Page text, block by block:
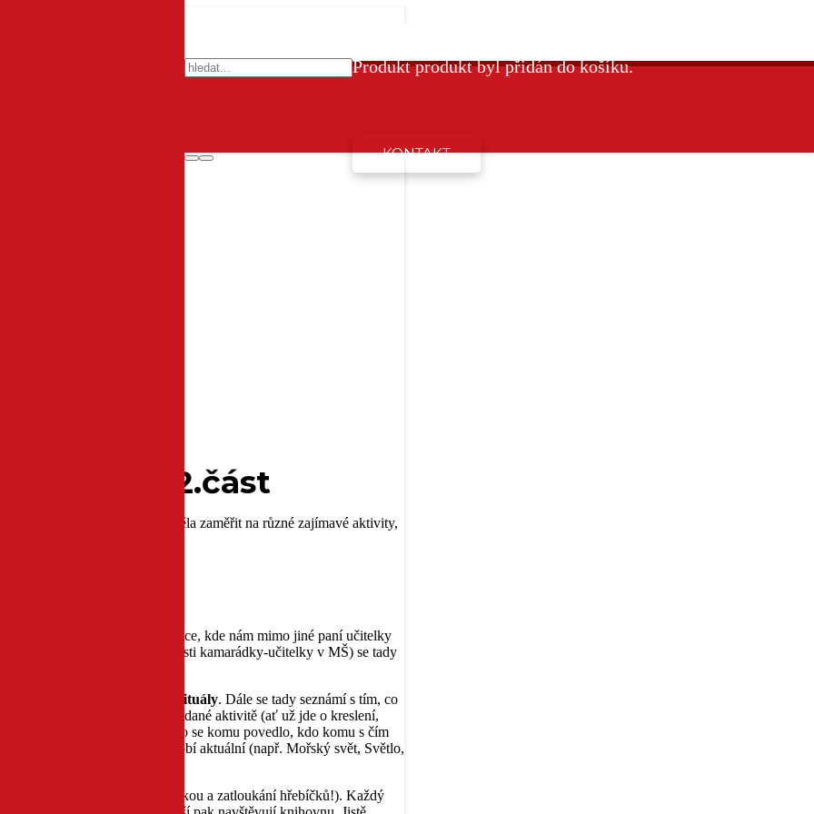
Produktprodukt byl přidán do košíku.
KONTAKT
– 2.část
. Dnes bych se chtěla zaměřit na různé zajímavé aktivity,
jsme se my rodiče sešli ve školce, kde nám mimo jiné paní učitelky
znalostí (doplněných o znalosti kamarádky-učitelky v MŠ) se tady
se písničkou a dalšími
rituály. Dále se tady seznámí s tím, co
kolíček se svým jménem k dané aktivitě (ať už jde o kreslení,
zhodnocení činností (co se komu povedlo, kdo komu s čím
, které je v tom kterém období aktuální (např. Mořský svět, Světlo,
zručnost
(včetně řezání pilkou a zatloukání hřebíčků!). Každý